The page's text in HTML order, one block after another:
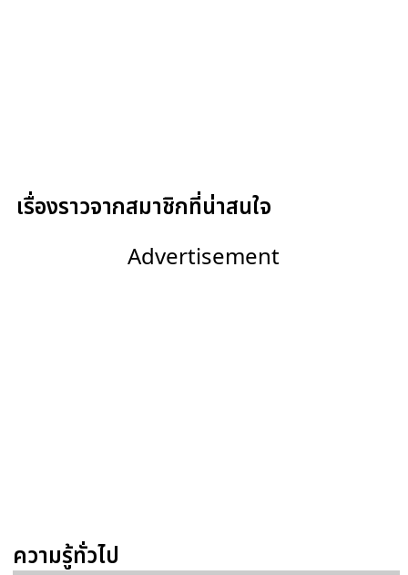
เรื่องราวจากสมาชิกที่น่าสนใจ
Advertisement
ความรู้ทั่วไป